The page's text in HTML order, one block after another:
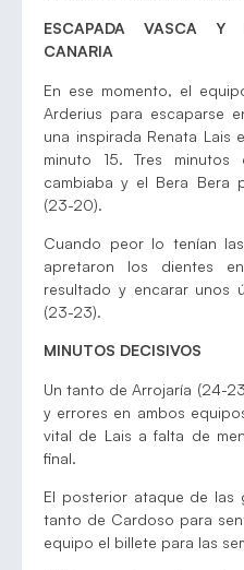
ESCAPADA VASCA Y
CANARIA
En ese momento, el
Arderius para escaparse
una inspirada Renata
minuto 15. Tres minutos
cambiaba y el Bera Bera
(23-20).
Cuando peor lo tenían
apretaron los dientes
resultado y encarar unos
(23-23).
MINUTOS DECISIVOS
Un tanto de Arrojaría (24-
y errores en ambos
vital de Lais a falta de
final.
El posterior ataque de las
tanto de Cardoso para
equipo el billete para las